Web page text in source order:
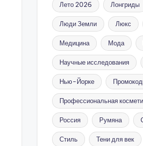
Лето 2026 Лонгриды
Люди Земли Люкс
Медицина Мода
Научные исследования
Нью-Йорке
Профессиональная
Россия Румяна
Стиль Тени для век